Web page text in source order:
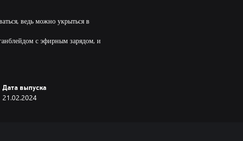
ведь можно укрыться в
с эфирным зарядом, и
FINAL FANTASY XIV по адресу
Дата выпуска
21.02.2024